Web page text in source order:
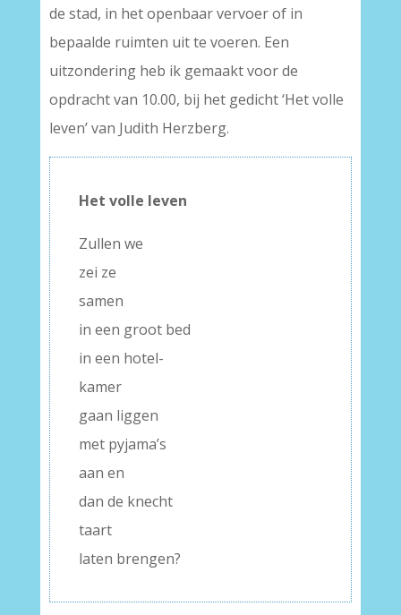
de stad, in het openbaar vervoer of in
bepaalde ruimten uit te voeren. Een
uitzondering heb ik gemaakt voor de
opdracht van 10.00, bij het gedicht ‘Het volle
leven’ van Judith Herzberg.
Het volle leven
Zullen we
zei ze
samen
in een groot bed
in een hotel-
kamer
gaan liggen
met pyjama’s
aan en
dan de knecht
taart
laten brengen?